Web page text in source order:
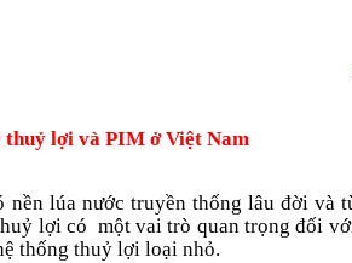
thuỷ lợi và PIM ở Việt Nam
nền lúa nước truyền thống lâu đời và
lợi có một vai trò quan trọng đối
thống thuỷ lợi loại nhỏ.